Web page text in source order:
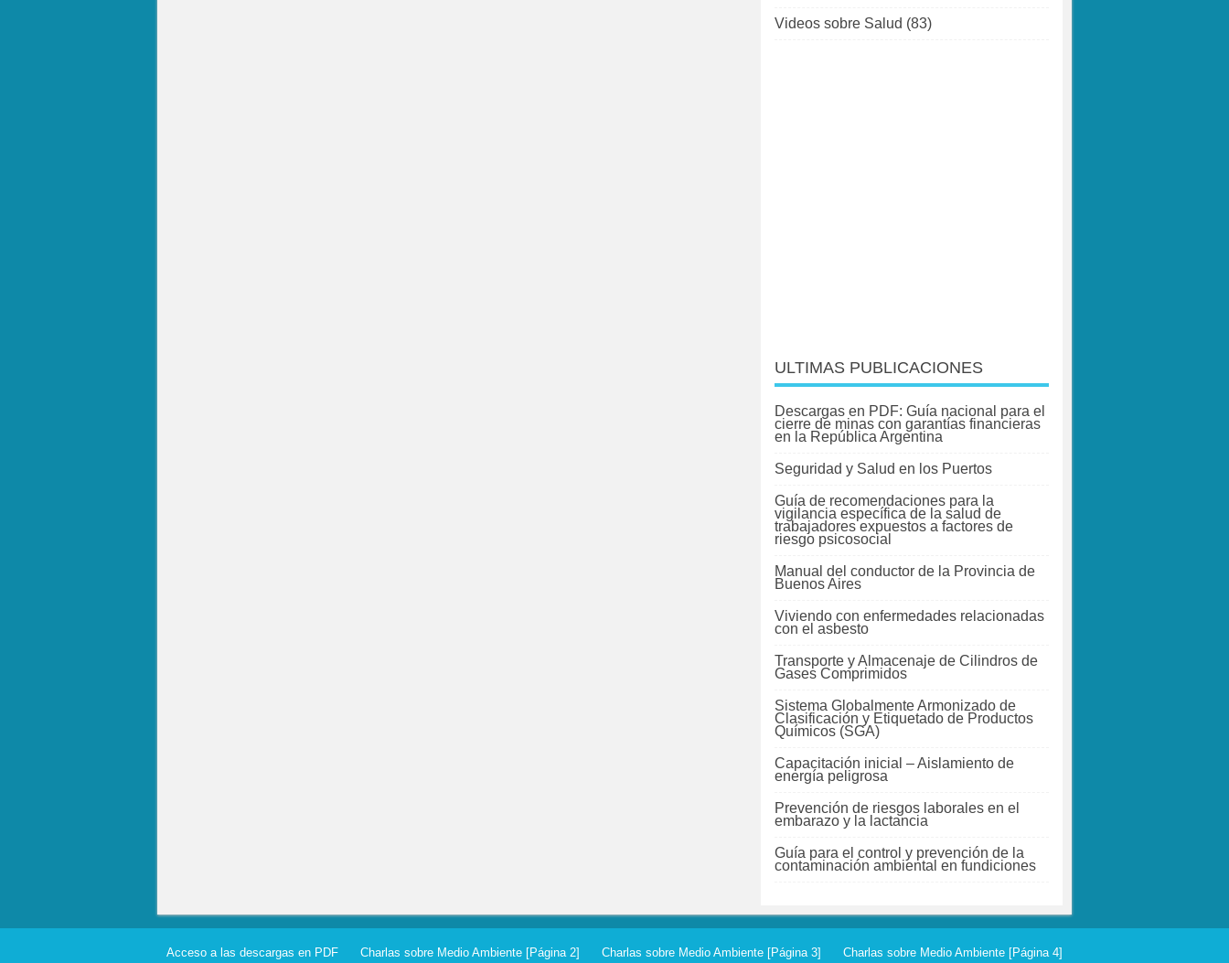
Videos sobre Salud (83)
ULTIMAS PUBLICACIONES
Descargas en PDF: Guía nacional para el
cierre de minas con garantías financieras
en la República Argentina
Seguridad y Salud en los Puertos
Guía de recomendaciones para la
vigilancia específica de la salud de
trabajadores expuestos a factores de
riesgo psicosocial
Manual del conductor de la Provincia de
Buenos Aires
Viviendo con enfermedades relacionadas
con el asbesto
Transporte y Almacenaje de Cilindros de
Gases Comprimidos
Sistema Globalmente Armonizado de
Clasificación y Etiquetado de Productos
Químicos (SGA)
Capacitación inicial – Aislamiento de
energía peligrosa
Prevención de riesgos laborales en el
embarazo y la lactancia
Guía para el control y prevención de la
contaminación ambiental en fundiciones
Acceso a las descargas en PDF Charlas sobre Medio Ambiente [Página 2] Charlas sobre Medio Ambiente [Página 3] Charlas sobre Medio Ambiente [Página 4]